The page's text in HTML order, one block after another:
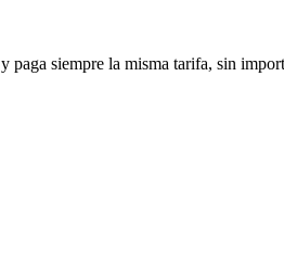
y paga siempre la misma tarifa, sin